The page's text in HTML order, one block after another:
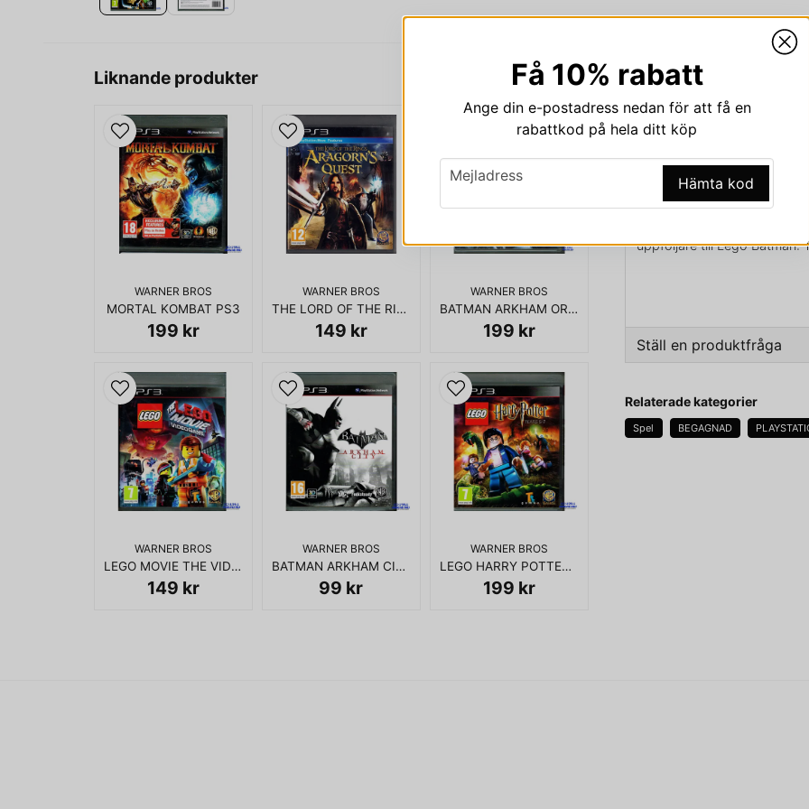
Liknande produkter
WARNER BROS
MORTAL KOMBAT PS3
199 kr
WARNER BROS
THE LORD OF THE RINGS ARAGORNS QUEST PS3
149 kr
WARNER BROS
BATMAN ARKHAM ORIGINS PS3
199 kr
WARNER BROS
LEGO MOVIE THE VIDEOGAME PS3
149 kr
WARNER BROS
BATMAN ARKHAM CITY PS3
99 kr
WARNER BROS
LEGO HARRY POTTER YEARS 5-7 PS3
199 kr
Beskrivning
Beskrivning av LEGO
LEGO BATMAN 2 DC
Lego Batman 2: DC Super
Playstation Vita, Nintendo
Microsoft Windows. Spelet
uppföljare till Lego Batman:
Ställ en produktfråga
Fråga oss något om
Relaterade kategorier
Spel BEGAGNAD
Få 10% rabatt
Ange din e-postadress nedan för att få en
rabattkod på hela ditt köp
email
Mejladress Hämta kod